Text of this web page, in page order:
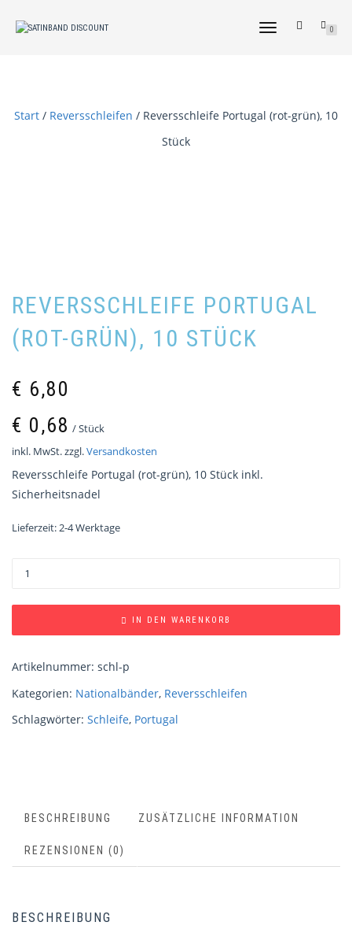
NAVIGATION
0
Start / Reversschleifen / Reversschleife Portugal (rot-grün), 10
Stück
REVERSSCHLEIFE PORTUGAL
(ROT-GRÜN), 10 STÜCK
€ 6,80
€ 0,68 /Stück
inkl. MwSt.zzgl.Versandkosten
Reversschleife Portugal (rot-grün), 10 Stück inkl.
Sicherheitsnadel
Lieferzeit:2-4 Werktage
IN DEN WARENKORB
Artikelnummer: schl-p
Kategorien: Nationalbänder, Reversschleifen
Schlagwörter: Schleife, Portugal
BESCHREIBUNG ZUSÄTZLICHE INFORMATION
REZENSIONEN (0)
BESCHREIBUNG